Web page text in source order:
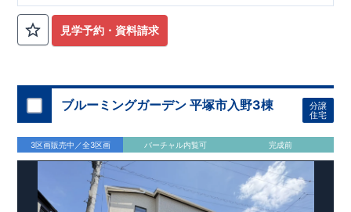
​◇アクセス◇
ＪＲ湘南新宿ライン・東海道本線 ​「平塚」駅まで徒歩24分、 ​
またはバス10分、バス停「花水台」まで徒歩2分 ​ ​★​４LDK、リ
2台分（小型1含む） ​ 【玄関】 ​・玄関収納に全身鏡付き ​・玄関
ドアは、タグキーやスマートフォン​アプリで開閉可能な仕様で
す。 ​ ​【リビング】 ・​広々17帖リビング ​・リビング吹抜を採用 ​
所】
​・オシャレなオープンスタイルの洗面台・スマートサニタリー
を採用 ​・洗面所にアクセントクロスを採用、浴室にも壁面アク
セントカラーを取り入れ、オシャレな空間に仕上げておりま
す。
◆ 周辺環境◆
【教育施設】
◎ 平塚市立なでしこ小学校 約190m（徒歩3
歩11分） 【買物施設】◎ エイビイ平塚店約900m（徒歩13
分）
◎ ファミリーマート平塚虹ケ浜店約550m（徒歩7分）
◎ マツモトキヨシ平塚花水台店
約170m（徒歩3分）
【その
局 約240m（徒歩3分） ◎ なでしこクリニック 約
290m（徒歩4分）
オプション商品のご紹介
網戸（全窓）​建物引渡日の20日前までにお申込みいただくと特
別価格
でご案内 ​お引渡し前に工事を済ませることが可能です。
くと早割価格でご案内 ​キッチン／トイレ／バス／給湯器／洗面
化粧台／インターホン 設備機器の​15年保証サービスへの加入が
おすすめです！
東栄ホームサービス株式会社なら、
​エアコン・フロアコーティ
ング・カーテンレール・カップボード・TVアンテナ 等もご紹
住宅性能評価 W取得(設計・建設)
■第三者機関が設計・建物検査(全四回)を実施 ■税制優遇あり
4分野6項目で最高等級を取得!
□ 構造の安定 (耐風等級2・耐震等級3) □ 劣化の軽減 (劣化対
策等級3) □ 維持管理への配慮 (維持管理対策等級3) □ 空気環
快適に長く住める住宅
見学予約・資料請求
ブルーミングガーデン 平塚市入野3棟
分譲
住宅
3区画販売中／全3区画 バーチャル内覧可 完成前